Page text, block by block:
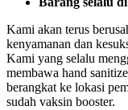
Kami akan terus
kenyamanan dan
Kami yang selalu
membawa hand
berangkat ke lokasi
sudah vaksin booster.